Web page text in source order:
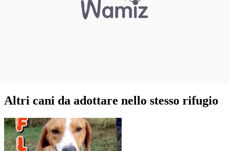
Altri cani da adottare nello stesso rifugio